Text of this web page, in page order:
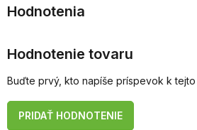
Hodnotenie tovaru
Buďte prvý, kto napíše príspevok k
PRIDAŤ HODNOTENIE